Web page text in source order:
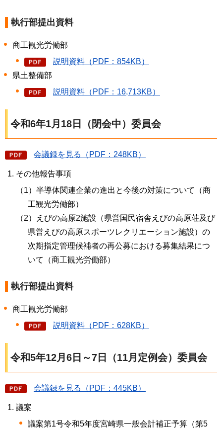
執行部提出資料
商工観光労働部
説明資料（PDF：854KB）
県土整備部
説明資料（PDF：16,713KB）
令和6年1月18日（閉会中）委員会
会議録を見る（PDF：248KB）
その他報告事項
（1）半導体関連企業の進出と今後の対策について（商
工観光労働部）
（2）えびの高原2施設（県営国民宿舎えびの高原荘及び
県営えびの高原スポーツレクリエーション施設）の
次期指定管理候補者の再公募における募集結果につ
いて（商工観光労働部）
執行部提出資料
商工観光労働部
説明資料（PDF：628KB）
令和5年12月6日～7日（11月定例会）委員会
会議録を見る（PDF：445KB）
議案
議案第1号令和5年度宮崎県一般会計補正予算（第5